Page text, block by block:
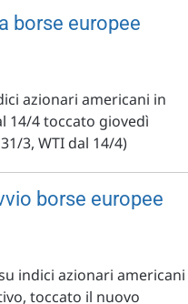
borse europee
azionari americani in
14/4 toccato giovedì
3, WTI dal 14/4)
borse europee
indici azionari americani
toccato il nuovo